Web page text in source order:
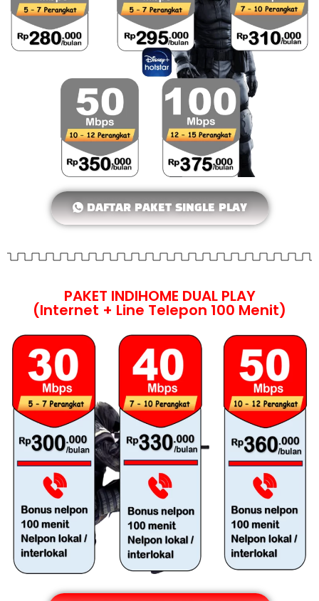
DAFTAR PAKET SINGLE PLAY
PAKET INDIHOME DUAL PLAY
(Internet + Line Telepon 100 Menit)